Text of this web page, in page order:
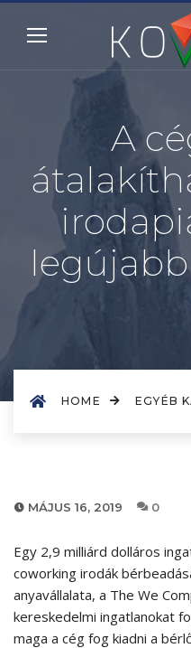
A
HOME EGYÉB
MÁJUS 16, 2019 0
Egy 2,9 milliárd dolláros
coworking irodák
anyavállalata, a The We
kereskedelmi ingatlanokat
maga a cég fog kiadni a